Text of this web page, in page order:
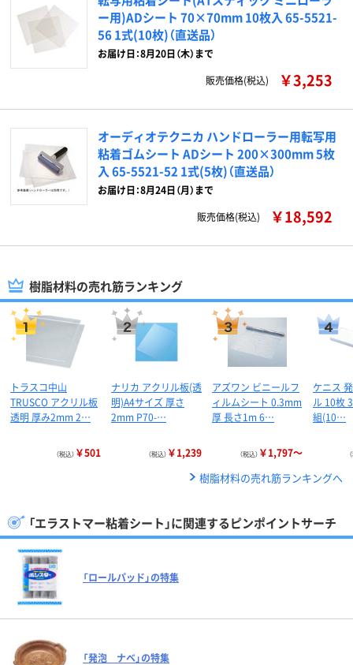
ー用)ADシート 70×70mm 10枚入 65-5521-
56 1式(10枚)（直送品）
お届け日：8月20日（木）まで
販売価格(税込)
￥3,253
オーディオテクニカ ハンドローラー用転写用
粘着ゴムシート ADシート 200×300mm 5枚
入 65-5521-52 1式(5枚)（直送品）
お届け日：8月24日（月）まで
販売価格(税込)
￥18,592
樹脂材料の売れ筋ランキング
トラスコ中山
TRUSCO アクリル板
透明 厚み2mm 2…
（税込） ￥501
ナリカ アクリル板(透
明)A4サイズ 厚さ
2mm P70-…
（税込） ￥1,239
アズワン ビニールフ
ィルムシート 0.3mm
厚 長さ1m 6…
（税込） ￥1,797～
ケニス
ル 10枚
組(10…
樹脂材料の売れ筋ランキングへ
「エラストマー粘着シート」に関連するピンポイントサーチ
「ロールパッド」の特集
「発泡 ナベ」の特集